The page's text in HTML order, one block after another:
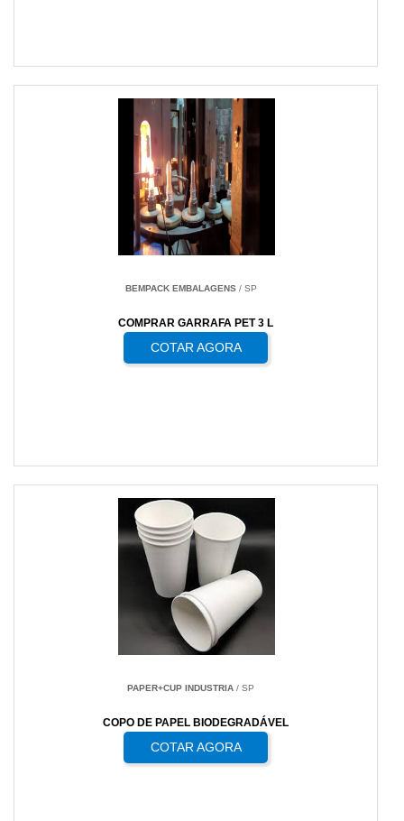
BEMPACK EMBALAGENS/ SP
COMPRAR GARRAFA PET 3 L
COTAR AGORA
PAPER+CUP INDUSTRIA / SP
COPO DE PAPEL BIODEGRADÁVEL
COTAR AGORA